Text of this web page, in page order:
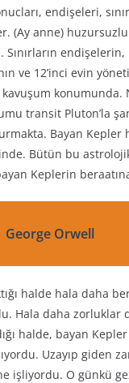
endişeleri,
(Ay anne)
endişelerin,
ve 12’inci evin
konumunda.
transit Pluton’la
Bayan Kepler
Bütün bu
Keplerin
George Orwell
halde hala daha
Hala daha zorluklar
halde, bayan
Uzayıp giden
işliyordu. O günkü